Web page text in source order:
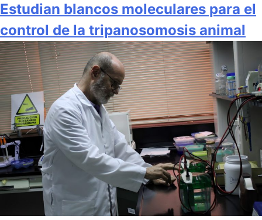
Estudian blancos moleculares para el
control de la tripanosomosis animal